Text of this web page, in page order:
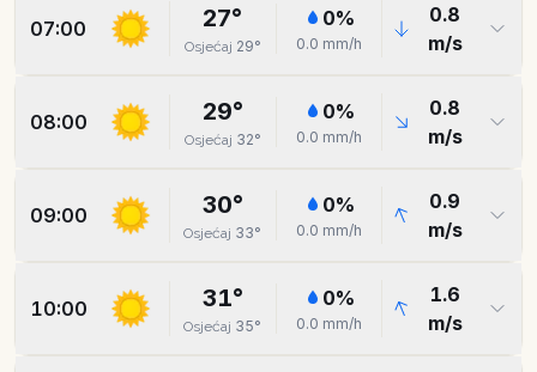
07:00 27°
Osjećaj 29°
0%
0.0 mm/h
0.8
m/s
08:00 29°
Osjećaj 32°
0%
0.0 mm/h
0.8
m/s
09:00 30°
Osjećaj 33°
0%
0.0 mm/h
0.9
m/s
10:00 31°
Osjećaj 35°
0%
0.0 mm/h
1.6
m/s